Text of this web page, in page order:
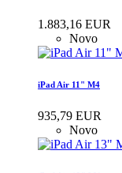
1.883,16 EUR
Novo
iPad Air 11" M4
935,79 EUR
Novo